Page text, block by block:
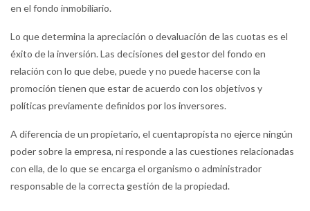
en el fondo inmobiliario.
Lo que determina la apreciación o devaluación de las cuotas es el
éxito de la inversión. Las decisiones del gestor del fondo en
relación con lo que debe, puede y no puede hacerse con la
promoción tienen que estar de acuerdo con los objetivos y
políticas previamente definidos por los inversores.
A diferencia de un propietario, el cuentapropista no ejerce ningún
poder sobre la empresa, ni responde a las cuestiones relacionadas
con ella, de lo que se encarga el organismo o administrador
responsable de la correcta gestión de la propiedad.